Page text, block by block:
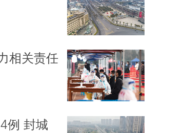
相关责任
例 封城